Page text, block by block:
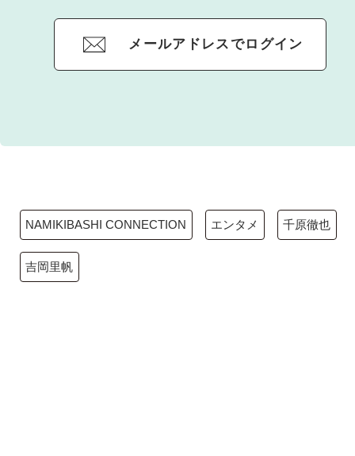
メールアドレスでログイン
NAMIKIBASHI CONNECTION エンタメ 千原徹也
吉岡里帆